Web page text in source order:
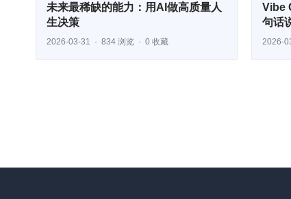
未来最稀缺的能力：用AI做高质量人
生决策
2026-03-31 834 浏览 0 收藏
Vibe
句话
2026-